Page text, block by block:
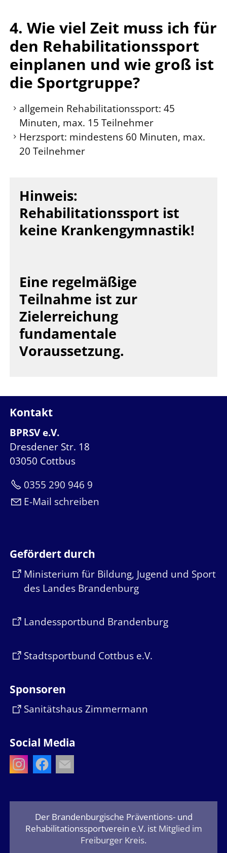
4. Wie viel Zeit muss ich für
den Rehabilitationssport
einplanen und wie groß ist
die Sportgruppe?
allgemein Rehabilitationssport: 45
Minuten, max. 15 Teilnehmer
Herzsport: mindestens 60 Minuten, max.
20 Teilnehmer
Hinweis:
Rehabilitationssport ist
keine Krankengymnastik!
Eine regelmäßige
Teilnahme ist zur
Zielerreichung
fundamentale
Voraussetzung.
Kontakt
BPRSV e.V.
Dresdener Str. 18
03050 Cottbus
0355 290 946 9
E-Mail schreiben
Gefördert durch
Ministerium für Bildung, Jugend und Sport
des Landes Brandenburg
Landessportbund Brandenburg
Stadtsportbund Cottbus e.V.
Sponsoren
Sanitätshaus Zimmermann
Social Media
Der Brandenburgische Präventions- und
Rehabilitationssportverein e.V. ist Mitglied im
Freiburger Kreis.